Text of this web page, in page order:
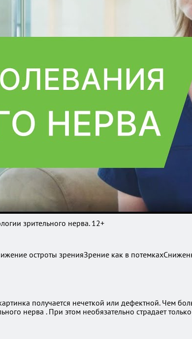
зрительного нерва. 12+
остроты зренияЗрение как в
получается нечеткой или дефектной. Чем
нерва . При этом необязательно страдает